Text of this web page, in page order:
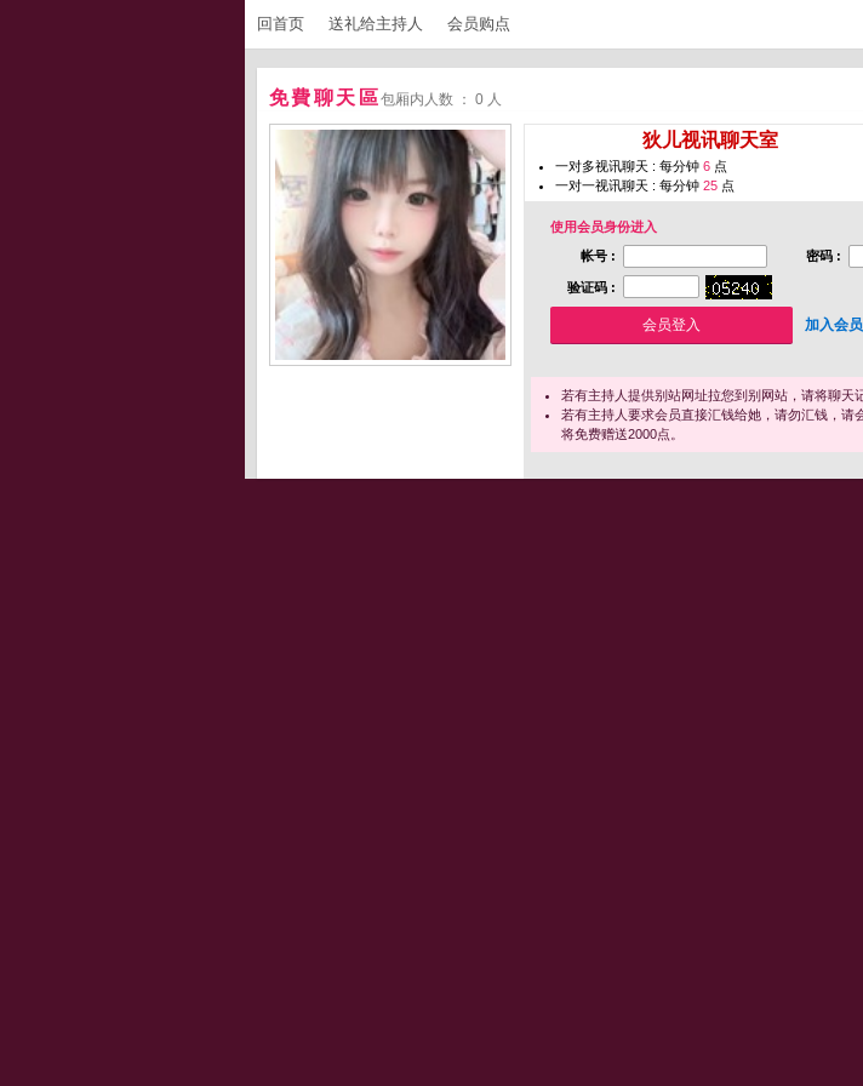
回首页 送礼给主持人 会员购点
免費聊天區包厢内人数 ： 0 人
狄儿视讯聊天室
一对多视讯聊天 : 每分钟 6 点
一对一视讯聊天 : 每分钟 25 点
使用会员身份进入
帐号 :
密码 :
验证码 :
加入会员
若有主持人提供别站网址拉您到别网站，请将聊天
若有主持人要求会员直接汇钱给她，请勿汇钱，
将免费赠送2000点。